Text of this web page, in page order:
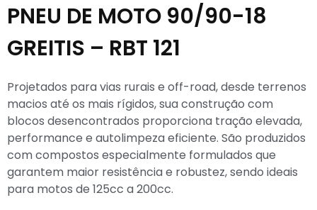
PNEU DE MOTO 90/90-18
GREITIS – RBT 121
Projetados para vias rurais e off-road, desde terrenos
macios até os mais rígidos, sua construção com
blocos desencontrados proporciona tração elevada,
performance e autolimpeza eficiente. São produzidos
com compostos especialmente formulados que
garantem maior resistência e robustez, sendo ideais
para motos de 125cc a 200cc.